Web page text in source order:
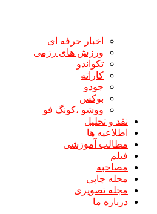
اخبار حرفه ای
ورزش های رزمی
تکواندو
کاراته
جودو
بوکس
ووشو ،کونگ فو
نقد و تحلیل
اطلاعیه ها
مطالب آموزشی
فیلم
مصاحبه
مجله چاپی
مجله تصویری
درباره ما